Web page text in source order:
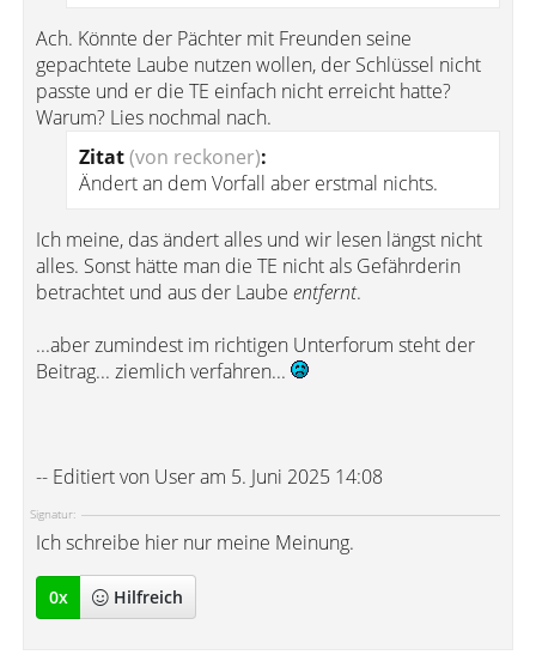
Ach. Könnte der Pächter mit Freunden seine
gepachtete Laube nutzen wollen, der Schlüssel nicht
passte und er die TE einfach nicht erreicht hatte?
Warum? Lies nochmal nach.
Zitat(von reckoner):
Ändert an dem Vorfall aber erstmal nichts.
Ich meine, das ändert alles und wir lesen längst nicht
alles. Sonst hätte man die TE nicht als Gefährderin
betrachtet und aus der Laube entfernt.
...aber zumindest im richtigen Unterforum steht der
Beitrag... ziemlich verfahren...
-- Editiert von User am 5. Juni 2025 14:08
Signatur:
Ich schreibe hier nur meine Meinung.
0x Hilfreich